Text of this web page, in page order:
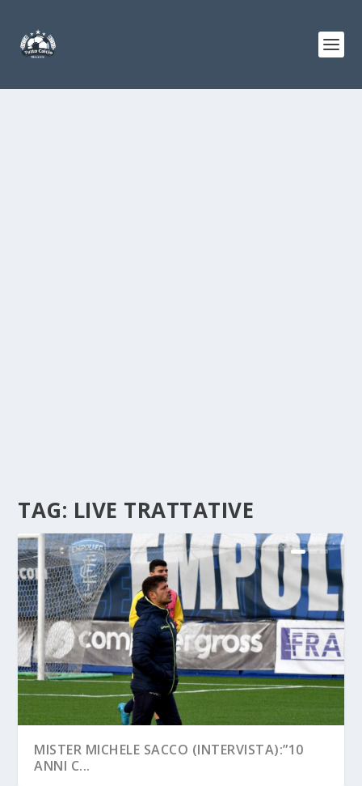
TAG: LIVE TRATTATIVE
MISTER MICHELE SACCO (INTERVISTA):”10
ANNI C...